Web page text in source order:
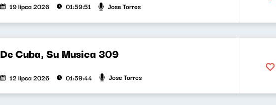
19 lipca 2026 01:59:51 Jose Torres
De Cuba, Su Musica 309
12 lipca 2026 01:59:44 Jose Torres